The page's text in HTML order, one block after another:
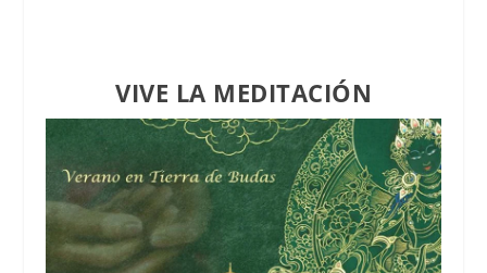
VIVE LA MEDITACIÓN